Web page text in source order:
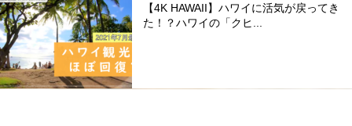
【4K HAWAII】ハワイに活気が戻ってき
た！？ハワイの「クヒ...